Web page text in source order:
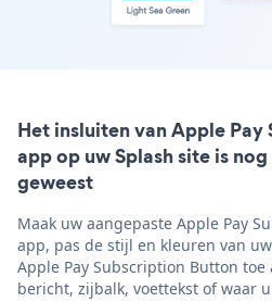
Het insluiten van Apple
app op uw Splash site is
geweest
Maak uw aangepaste Apple Pay
app, pas de stijl en kleuren van
Apple Pay Subscription Button
bericht, zijbalk, voettekst of waar